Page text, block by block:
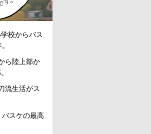
校からバス
ら陸上部か
流生活がス
スケの最高